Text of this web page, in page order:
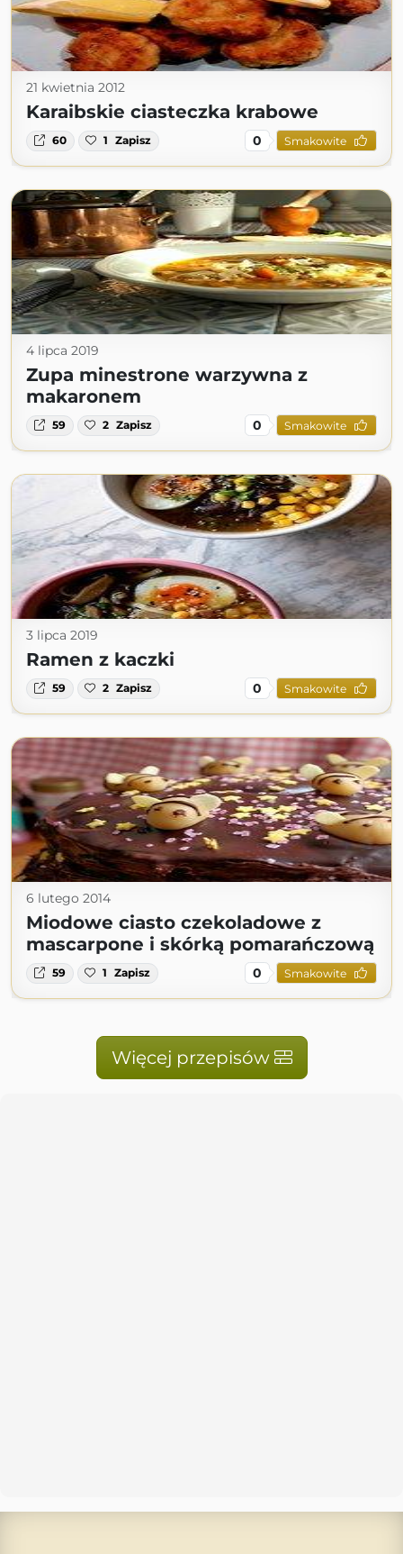
21 kwietnia 2012
Karaibskie ciasteczka krabowe
60 1 Zapisz 0 Smakowite
4 lipca 2019
Zupa minestrone warzywna z
makaronem
59 2 Zapisz 0 Smakowite
3 lipca 2019
Ramen z kaczki
59 2 Zapisz 0 Smakowite
6 lutego 2014
Miodowe ciasto czekoladowe z
mascarpone i skórką pomarańczową
59 1 Zapisz 0 Smakowite
Więcej przepisów